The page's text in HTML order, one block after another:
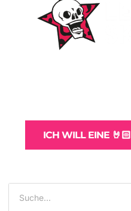
ICH WILL EINE 🤘🏻